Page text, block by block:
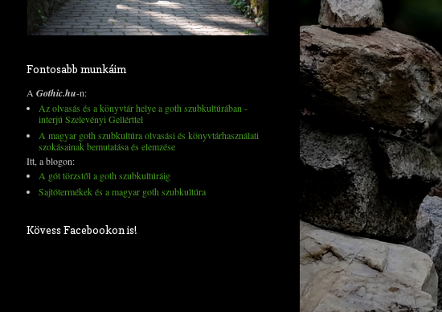
Fontosabb munkáim
A Gothic.hu-n:
Az olvasás és a könyvtár helye a goth szubkultúrában -
interjú Szelevényi Gellérttel
A magyar goth szubkultúra olvasási és könyvtárhasználati
szokásainak bemutatása és elemzése
Itt, a blogon:
A gót törzstől a goth szubkultúráig
Sajtótermékek és a magyar goth szubkultúra
Kövess Facebookon is!